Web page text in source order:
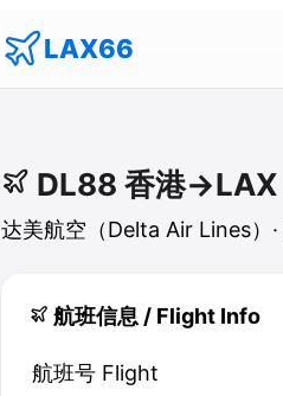
LAX66
DL88 香港→LAX
达美航空 （Delta Air Lines）·
航班信息/ Flight Info
航班号 Flight